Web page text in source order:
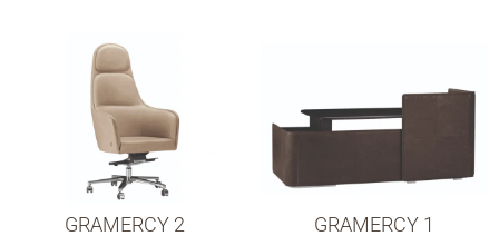
GRAMERCY 2 GRAMERCY 1